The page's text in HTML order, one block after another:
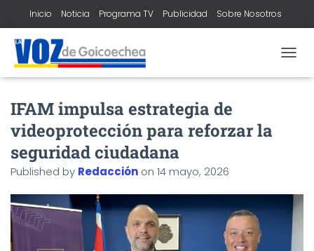
Inicio Noticia Programa TV Publicidad Sobre Nosotros
O
G
A
T
IFAM impulsa estrategia de
videoprotección para reforzar la
seguridad ciudadana
Published by Redacción on 14 mayo, 2026